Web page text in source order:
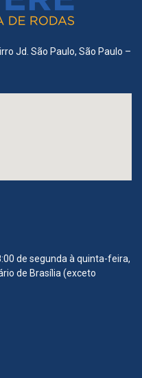
Jd. São Paulo, São Paulo –
de segunda à quinta-feira,
de Brasília (exceto